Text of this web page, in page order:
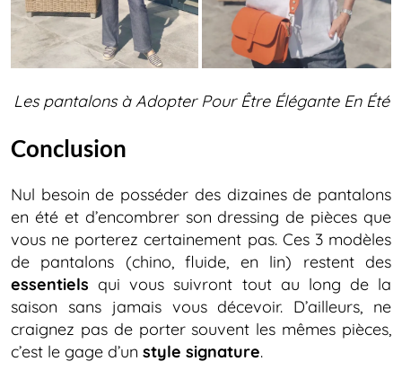
Les pantalons à Adopter Pour Être Élégante En Été
Conclusion
Nul besoin de posséder des dizaines de pantalons
en été et d’encombrer son dressing de pièces que
vous ne porterez certainement pas. Ces 3 modèles
de pantalons (chino, fluide, en lin) restent des
essentiels qui vous suivront tout au long de la
saison sans jamais vous décevoir. D’ailleurs, ne
craignez pas de porter souvent les mêmes pièces,
c’est le gage d’un style signature.